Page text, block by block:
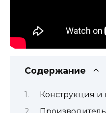
Содержание
Конструкция